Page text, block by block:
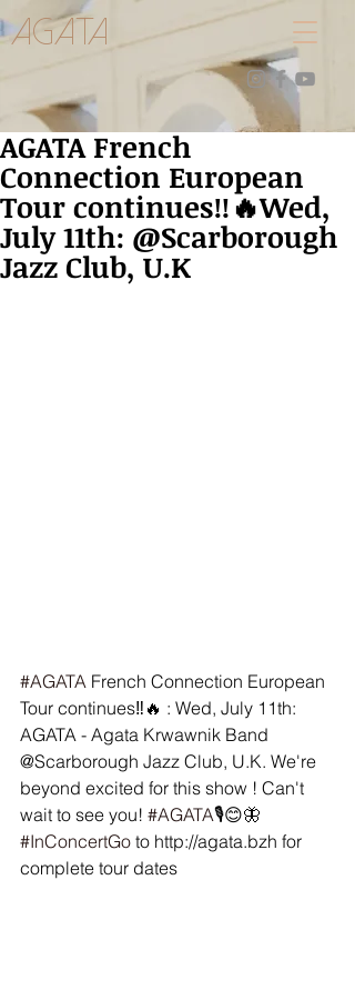
AGATA
AGATA French
Connection European
Tour continues‼️🔥Wed,
July 11th: @Scarborough
Jazz Club, U.K
#AGATA French Connection European
Tour continues‼️🔥 : Wed, July 11th:
AGATA - Agata Krwawnik Band
@Scarborough Jazz Club, U.K. We're
beyond excited for this show ! Can't
wait to see you! #AGATA🎙😊🦋
#InConcertGo to http://agata.bzh for
complete tour dates